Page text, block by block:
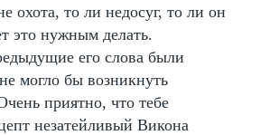
охота, то ли недосуг, то ли он
это нужным делать.
его слова были
могло бы возникнуть
приятно, что тебе
незатейливый Викона